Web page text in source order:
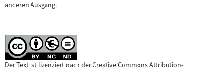
anderen Ausgang.
Der Text ist lizenziert nach der Creative Commons Attribution-